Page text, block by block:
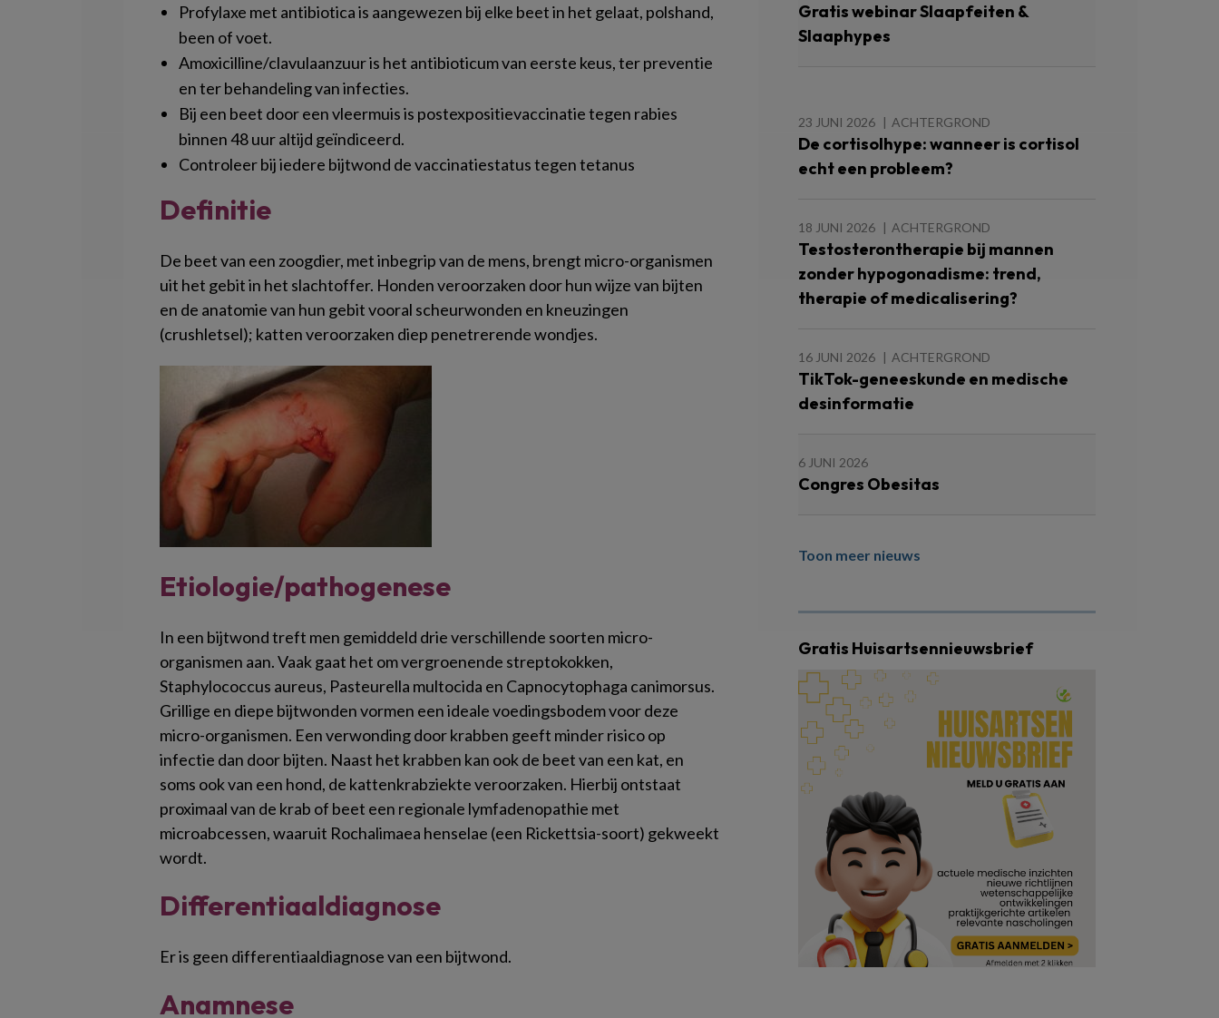
Profylaxe met antibiotica is aangewezen bij elke beet in het gelaat, polshand,
been of voet.
Amoxicilline/clavulaanzuur is het antibioticum van eerste keus, ter preventie
en ter behandeling van infecties.
Bij een beet door een vleermuis is postexpositievaccinatie tegen rabies
binnen 48 uur altijd geïndiceerd.
Controleer bij iedere bijtwond de vaccinatiestatus tegen tetanus
Definitie
De beet van een zoogdier, met inbegrip van de mens, brengt micro-organismen
uit het gebit in het slachtoffer. Honden veroorzaken door hun wijze van bijten
en de anatomie van hun gebit vooral scheurwonden en kneuzingen
(crushletsel); katten veroorzaken diep penetrerende wondjes.
Etiologie/pathogenese
In een bijtwond treft men gemiddeld drie verschillende soorten micro-
organismen aan. Vaak gaat het om vergroenende streptokokken,
Staphylococcus aureus, Pasteurella multocida en Capnocytophaga canimorsus.
Grillige en diepe bijtwonden vormen een ideale voedingsbodem voor deze
micro-organismen. Een verwonding door krabben geeft minder risico op
infectie dan door bijten. Naast het krabben kan ook de beet van een kat, en
soms ook van een hond, de kattenkrabziekte veroorzaken. Hierbij ontstaat
proximaal van de krab of beet een regionale lymfadenopathie met
microabcessen, waaruit Rochalimaea henselae (een Rickettsia-soort) gekweekt
wordt.
Differentiaaldiagnose
Er is geen differentiaaldiagnose van een bijtwond.
Anamnese
Gratis webinar Slaapfeiten &
Slaaphypes
23 JUNI 2026 ACHTERGROND
De cortisolhype: wanneer is cortisol
echt een probleem?
18 JUNI 2026 ACHTERGROND
Testosterontherapie bij mannen
zonder hypogonadisme: trend,
therapie of medicalisering?
16 JUNI 2026 ACHTERGROND
TikTok-geneeskunde en medische
desinformatie
6 JUNI 2026
Congres Obesitas
Toon meer nieuws
Gratis Huisartsennieuwsbrief